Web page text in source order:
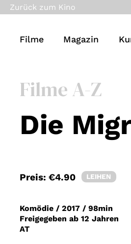
Zurück zum Kino
Filme Magazin
Filme A-Z
Die
Preis: €4.90 LEIHEN
Komödie / 2017 / 98min
Freigegeben ab 12 Jahren
AT